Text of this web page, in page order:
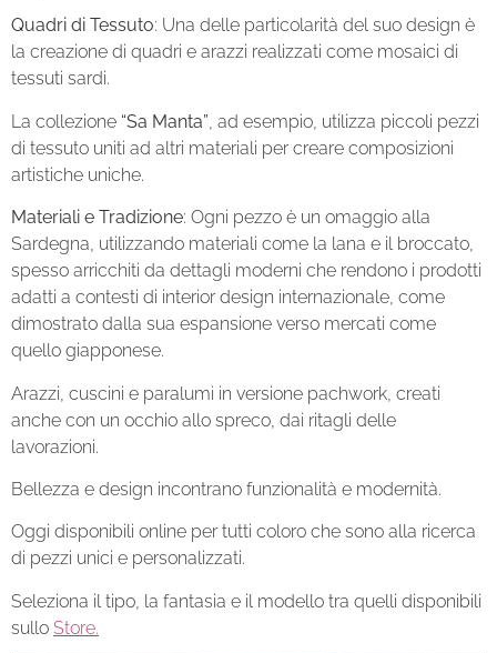
Quadri di Tessuto: Una delle particolarità del suo design è
la creazione di quadri e arazzi realizzati come mosaici di
tessuti sardi.
La collezione “Sa Manta” , ad esempio, utilizza piccoli pezzi
di tessuto uniti ad altri materiali per creare composizioni
artistiche uniche.
Materiali e Tradizione: Ogni pezzo è un omaggio alla
Sardegna, utilizzando materiali come la lana e il broccato,
spesso arricchiti da dettagli moderni che rendono i prodotti
adatti a contesti di interior design internazionale, come
dimostrato dalla sua espansione verso mercati come
quello giapponese.
Arazzi, cuscini e paralumi in versione pachwork, creati
anche con un occhio allo spreco, dai ritagli delle
lavorazioni.
Bellezza e design incontrano funzionalità e modernità.
Oggi disponibili online per tutti coloro che sono alla ricerca
di pezzi unici e personalizzati.
Seleziona il tipo, la fantasia e il modello tra quelli disponibili
sullo Store.